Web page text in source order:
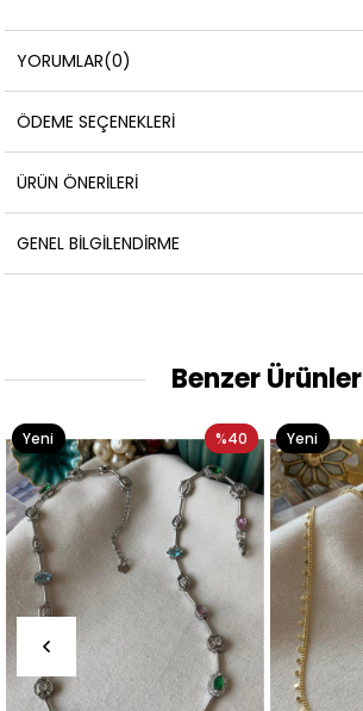
YORUMLAR(0)
ÖDEME SEÇENEKLERI
ÜRÜN ÖNERILERI
GENEL BILGILENDIRME
Benzer Ürünler
%40
Yeni
Ürün
Yeni
Ürün